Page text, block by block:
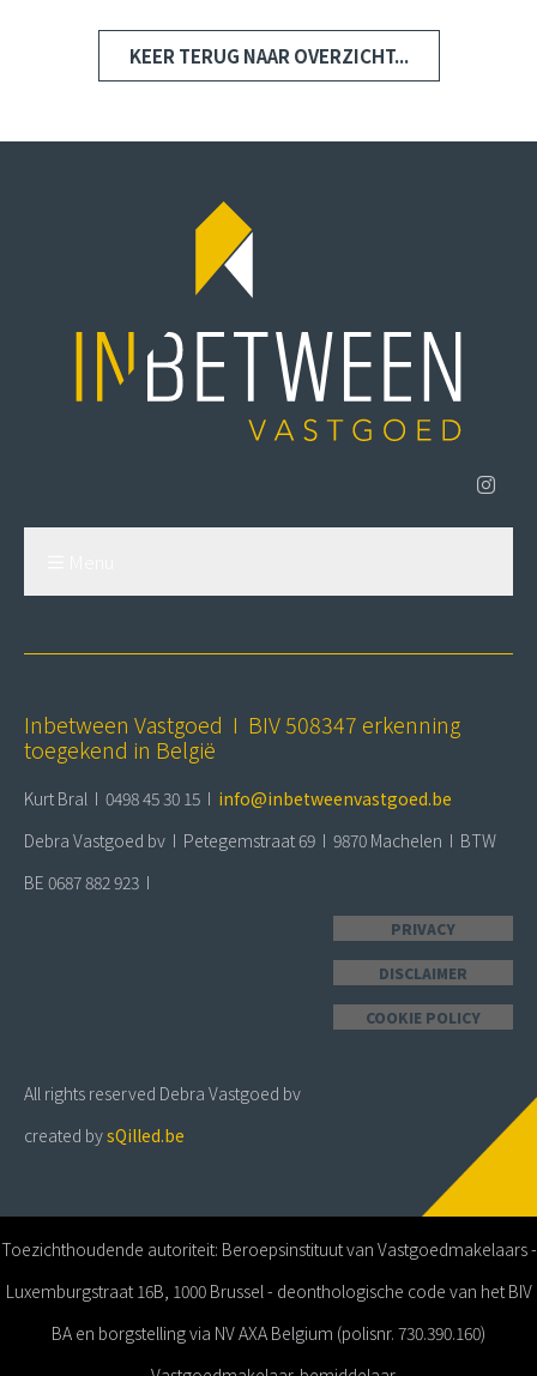
KEER TERUG NAAR OVERZICHT...
Inbetween Vastgoed I BIV 508347 erkenning
toegekend in België
Kurt Bral I 0498 45 30 15 I info@inbetweenvastgoed.be
Debra Vastgoed bv I Petegemstraat 69 I 9870 Machelen I BTW
BE 0687 882 923 I
PRIVACY
DISCLAIMER
COOKIE POLICY
All rights reserved Debra Vastgoed bv
created bysQilled.be
Toezichthoudende autoriteit: Beroepsinstituut van Vastgoedmakelaars -
Luxemburgstraat 16B, 1000 Brussel - deonthologische code van het BIV
BA en borgstelling via NV AXA Belgium (polisnr. 730.390.160)